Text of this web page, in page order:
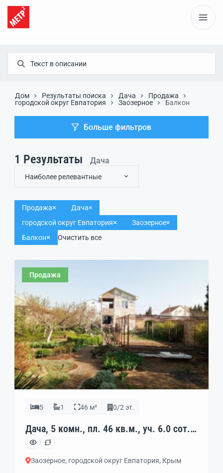
Дом Результаты поиска Дача
Продажа
городской округ Евпатория
Заозерное Балкон
Больше фильтров
1 Результаты Дача
Наиболее релевантные
Продажа
Дача
городской округ Евпатория
Заозерное
Балкон
Очистить все
Продажа
5 1 46 м² 0/2 эт.
Дача, 5 комн., пл. 46 кв.м., уч. 6.0 сот.,
код: 433110
Заозерное, городской округ Евпатория, Крым